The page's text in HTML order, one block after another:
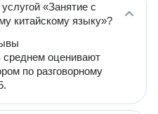
«Занятие с
китайскому языку»?
среднем оценивают
по разговорному